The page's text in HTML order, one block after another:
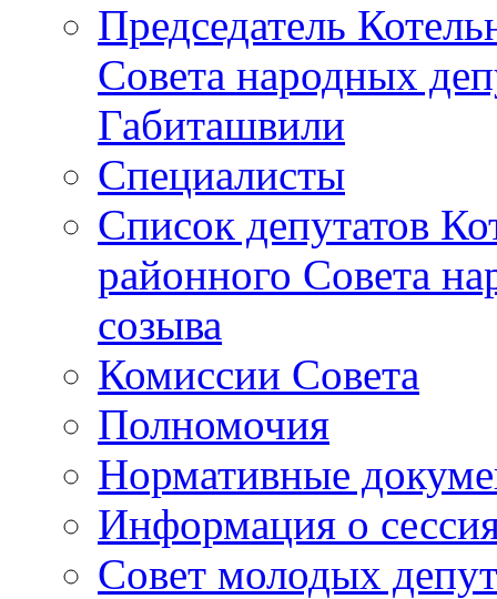
Председатель
Совета народных
Габиташвили
Специалисты
Список депутатов
районного Совета
созыва
Комиссии Совета
Полномочия
Нормативные
Информация о
Совет молодых